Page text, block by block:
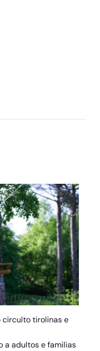
circuíto tirolinas e
a adultos e familias